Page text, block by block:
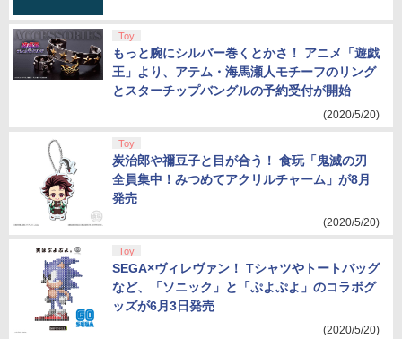
Toy
もっと腕にシルバー巻くとかさ！ アニメ「遊戯
王」より、アテム・海馬瀬人モチーフのリング
とスターチップバングルの予約受付が開始
(2020/5/20)
Toy
炭治郎や禰豆子と目が合う！ 食玩「鬼滅の刃
全員集中！みつめてアクリルチャーム」が8月
発売
(2020/5/20)
Toy
SEGA×ヴィレヴァン！ Tシャツやトートバッグ
など、「ソニック」と「ぷよぷよ」のコラボグ
ッズが6月3日発売
(2020/5/20)